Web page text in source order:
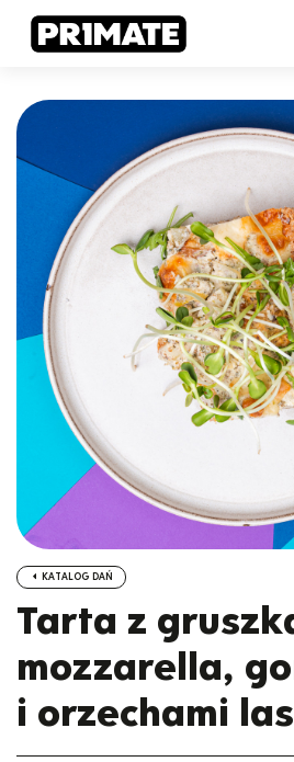
KATALOG DAŃ
Tarta z
mozzarella,
i orzechami